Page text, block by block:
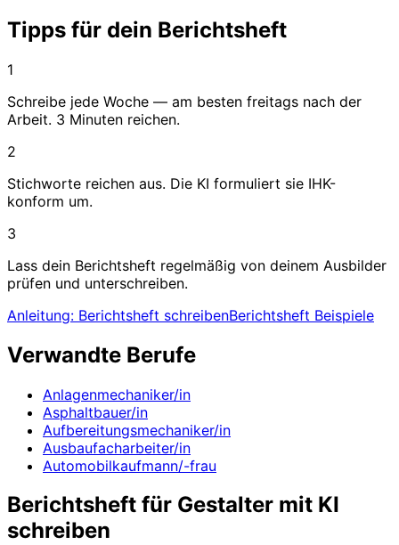
Tipps für dein Berichtsheft
1
Schreibe jede Woche — am besten freitags nach der
Arbeit. 3 Minuten reichen.
2
Stichworte reichen aus. Die KI formuliert sie IHK-
konform um.
3
Lass dein Berichtsheft regelmäßig von deinem Ausbilder
prüfen und unterschreiben.
Anleitung: Berichtsheft schreibenBerichtsheft Beispiele
Verwandte Berufe
Anlagenmechaniker/in
Asphaltbauer/in
Aufbereitungsmechaniker/in
Ausbaufacharbeiter/in
Automobilkaufmann/-frau
Berichtsheft für Gestalter mit KI
schreiben